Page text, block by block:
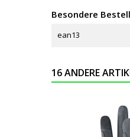
Besondere
ean13
16 ANDERE